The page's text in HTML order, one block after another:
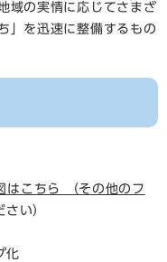
域の実情に応じてさまざ
」を迅速に整備するもの
はこちら （その他のフ
い）
化